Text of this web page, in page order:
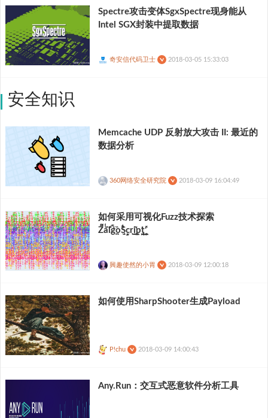
Spectre攻击变体SgxSpectre现身能从
Intel SGX封装中提取数据
奇安信代码卫士 2018-03-05 15:33:03
安全知识
Memcache UDP 反射放大攻击 II: 最近的
数据分析
360网络安全研究院 2018-03-09 16:04:49
如何采用可视化Fuzz技术探索
Z͌̈́̾a͊̈́l͊̿g̏̉͆o̾̚̚S̝̬ͅc̬r̯̼͇ͅi̼͖̜̭͔p̲̘̘̹͖t̠͖̟̹͓͇ͅ
興趣使然的小胃 2018-03-09 12:00:18
如何使用SharpShooter生成Payload
P!chu 2018-03-09 14:00:43
Any.Run：交互式恶意软件分析工具